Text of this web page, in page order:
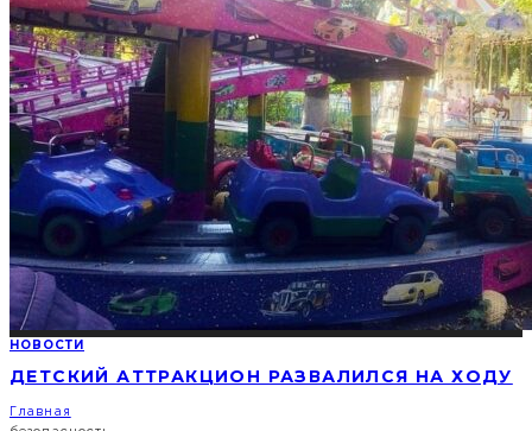
НОВОСТИ
ДЕТСКИЙ АТТРАКЦИОН РАЗВАЛИЛСЯ НА ХОДУ
Главная